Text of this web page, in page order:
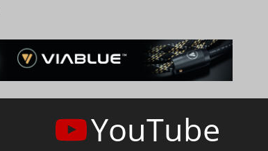
YouTube